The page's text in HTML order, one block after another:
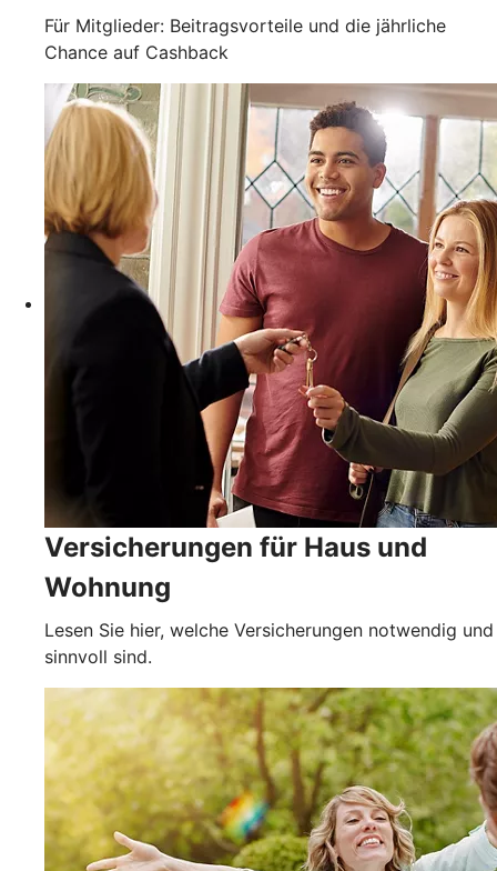
Für Mitglieder: Beitragsvorteile und die jährliche
Chance auf Cashback
Versicherungen für Haus und
Wohnung
Lesen Sie hier, welche Versicherungen notwendig und
sinnvoll sind.